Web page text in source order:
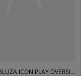
JORDAN BLUZA ICON PLAY OVERSIZED CREW GIRL